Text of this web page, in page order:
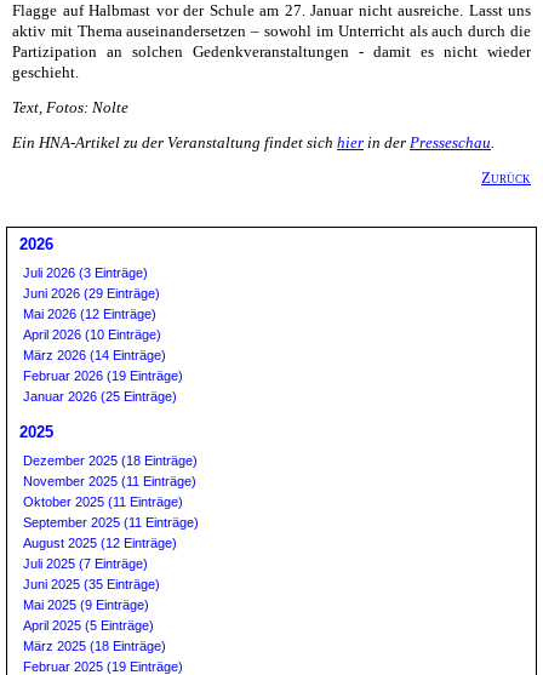
Flagge auf Halbmast vor der Schule am 27. Januar nicht ausreiche. Lasst uns
aktiv mit Thema auseinandersetzen – sowohl im Unterricht als auch durch die
Partizipation an solchen Gedenkveranstaltungen - damit es nicht wieder
geschieht.
Text, Fotos: Nolte
Ein HNA-Artikel zu der Veranstaltung findet sich hier in der Presseschau.
Zurück
2026
Juli 2026 (3 Einträge)
Juni 2026 (29 Einträge)
Mai 2026 (12 Einträge)
April 2026 (10 Einträge)
März 2026 (14 Einträge)
Februar 2026 (19 Einträge)
Januar 2026 (25 Einträge)
2025
Dezember 2025 (18 Einträge)
November 2025 (11 Einträge)
Oktober 2025 (11 Einträge)
September 2025 (11 Einträge)
August 2025 (12 Einträge)
Juli 2025 (7 Einträge)
Juni 2025 (35 Einträge)
Mai 2025 (9 Einträge)
April 2025 (5 Einträge)
März 2025 (18 Einträge)
Februar 2025 (19 Einträge)